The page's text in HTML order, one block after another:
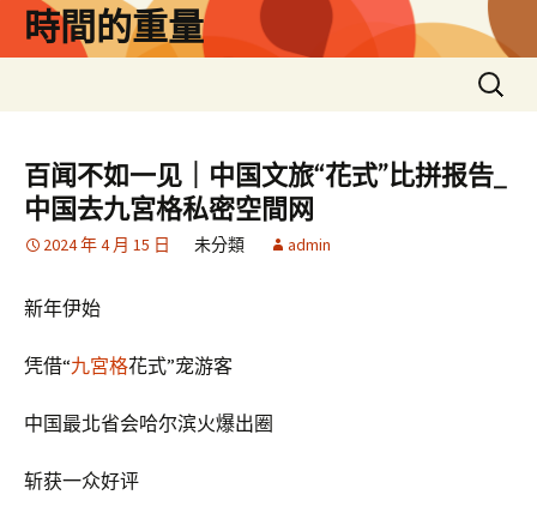
時間的重量
搜
尋
鍵
字:
百闻不如一见｜中国文旅“花式”比拼报告_
中国去九宮格私密空間网
2024 年 4 月 15 日 未分類 admin
新年伊始
凭借“九宮格花式”宠游客
中国最北省会哈尔滨火爆出圈
斩获一众好评